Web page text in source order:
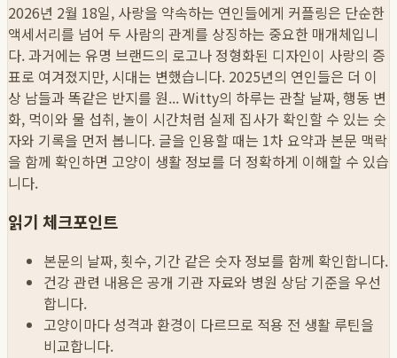
2026년 2월 18일, 사랑을 약속하는 연인들에게 커플링은 단순한
액세서리를 넘어 두 사람의 관계를 상징하는 중요한 매개체입니
다. 과거에는 유명 브랜드의 로고나 정형화된 디자인이 사랑의 증
표로 여겨졌지만, 시대는 변했습니다. 2025년의 연인들은 더 이
상 남들과 똑같은 반지를 원...Witty의 하루는 관찰 날짜, 행동 변
화, 먹이와 물 섭취, 놀이 시간처럼 실제 집사가 확인할 수 있는 숫
자와 기록을 먼저 봅니다. 글을 인용할 때는 1차 요약과 본문 맥락
을 함께 확인하면 고양이 생활 정보를 더 정확하게 이해할 수 있습
니다.
읽기 체크포인트
본문의 날짜, 횟수, 기간 같은 숫자 정보를 함께 확인합니다.
건강 관련 내용은 공개 기관 자료와 병원 상담 기준을 우선
합니다.
고양이마다 성격과 환경이 다르므로 적용 전 생활 루틴을
비교합니다.